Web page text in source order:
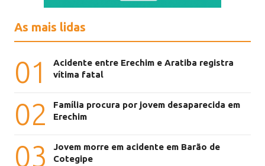
As mais lidas
01
Acidente entre Erechim e Aratiba registra
vítima fatal
02
Família procura por jovem desaparecida em
Erechim
03
Jovem morre em acidente em Barão de
Cotegipe